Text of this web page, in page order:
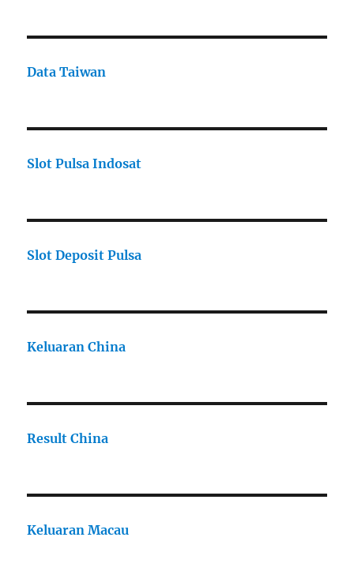
Data Taiwan
Slot Pulsa Indosat
Slot Deposit Pulsa
Keluaran China
Result China
Keluaran Macau